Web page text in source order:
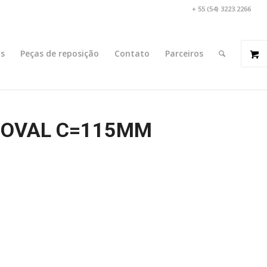
+ 55 (54) 3223.2266
Peças de reposição Contato Parceiros
C=115MM